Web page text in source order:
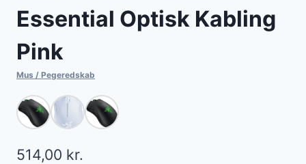
Essential Optisk Kabling
Pink
Mus / Pegeredskab
514,00 kr.